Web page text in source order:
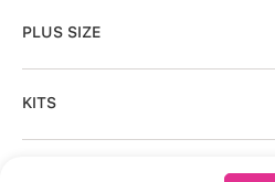
PLUS SIZE
KITS